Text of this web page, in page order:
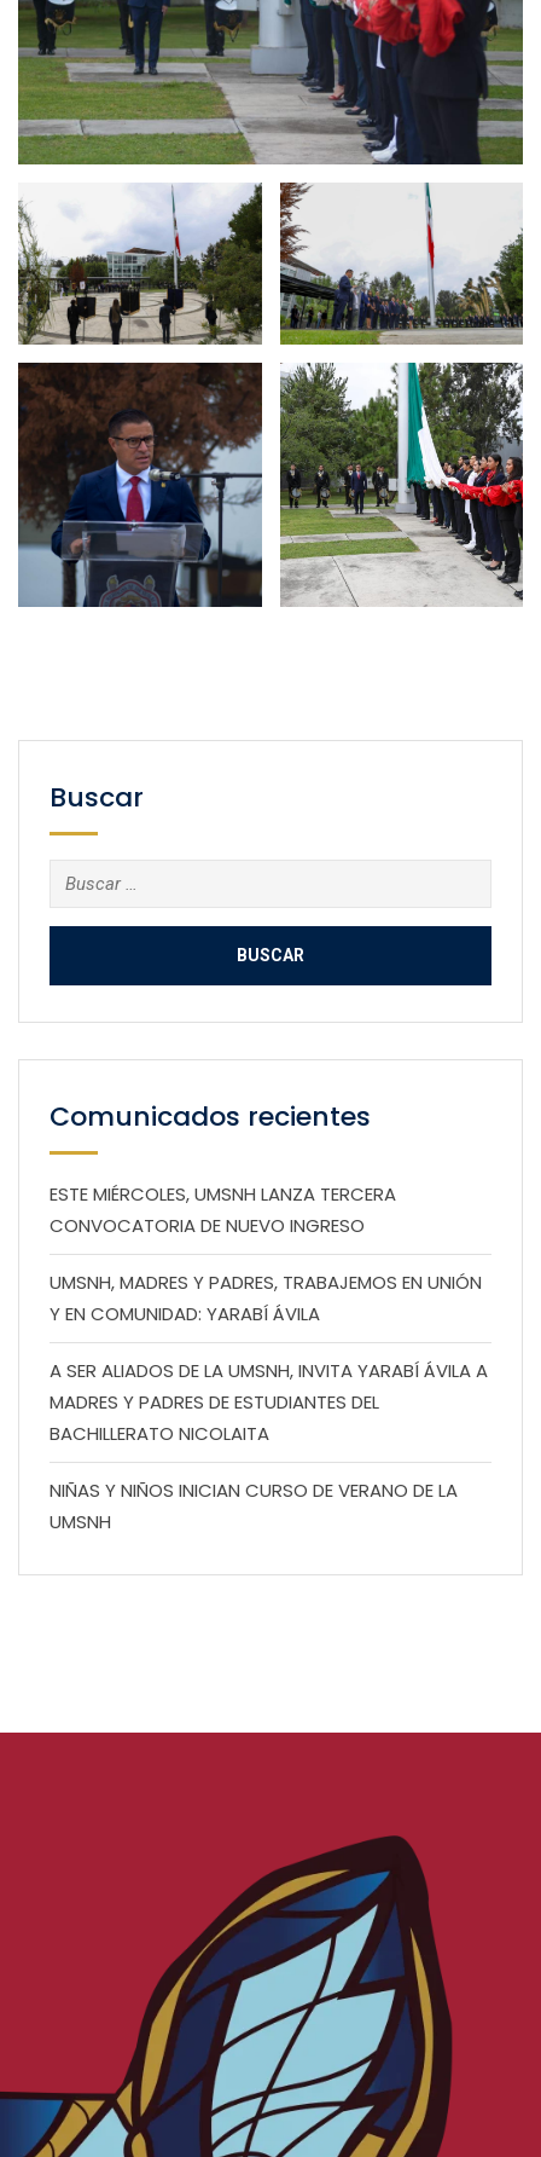
Buscar
Buscar:
Comunicados recientes
ESTE MIÉRCOLES, UMSNH LANZA TERCERA
CONVOCATORIA DE NUEVO INGRESO
UMSNH, MADRES Y PADRES, TRABAJEMOS EN UNIÓN
Y EN COMUNIDAD: YARABÍ ÁVILA
A SER ALIADOS DE LA UMSNH, INVITA YARABÍ ÁVILA A
MADRES Y PADRES DE ESTUDIANTES DEL
BACHILLERATO NICOLAITA
NIÑAS Y NIÑOS INICIAN CURSO DE VERANO DE LA
UMSNH